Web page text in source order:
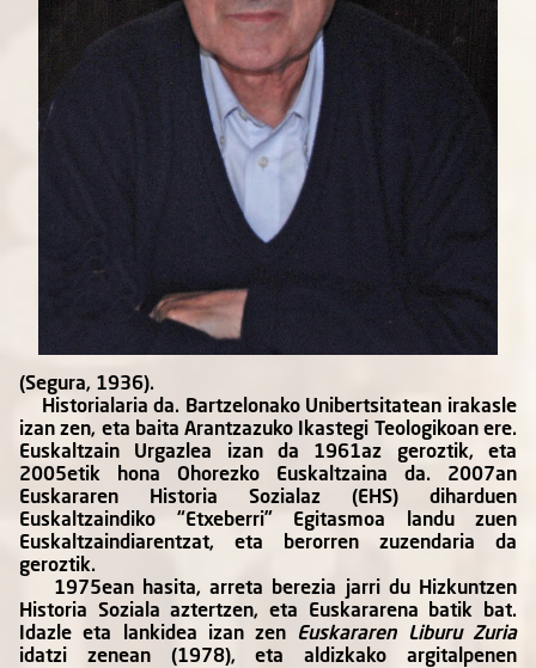
(Segura, 1936).
Historialaria da. Bartzelonako Unibertsitatean irakasle
izan zen, eta baita Arantzazuko Ikastegi Teologikoan ere.
Euskaltzain Urgazlea izan da 1961az geroztik, eta
2005etik hona Ohorezko Euskaltzaina da. 2007an
Euskararen Historia Sozialaz (EHS) diharduen
Euskaltzaindiko “Etxeberri” Egitasmoa landu zuen
Euskaltzaindiarentzat, eta berorren zuzendaria da
geroztik.
1975ean hasita, arreta berezia jarri du Hizkuntzen
Historia Soziala aztertzen, eta Euskararena batik bat.
Idazle eta lankidea izan zen Euskararen Liburu Zuria
idatzi zenean (1978), eta aldizkako argitalpenen